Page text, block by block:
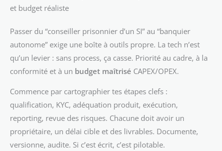
et budget réaliste
Passer du “conseiller prisonnier d’un SI” au “banquier
autonome” exige une boîte à outils propre. La tech n’est
qu’un levier : sans process, ça casse. Priorité au cadre, à la
conformité et à un budget maîtrisé CAPEX/OPEX.
Commence par cartographier tes étapes clefs :
qualification, KYC, adéquation produit, exécution,
reporting, revue des risques. Chacune doit avoir un
propriétaire, un délai cible et des livrables. Documente,
versionne, audite. Si c’est écrit, c’est pilotable.